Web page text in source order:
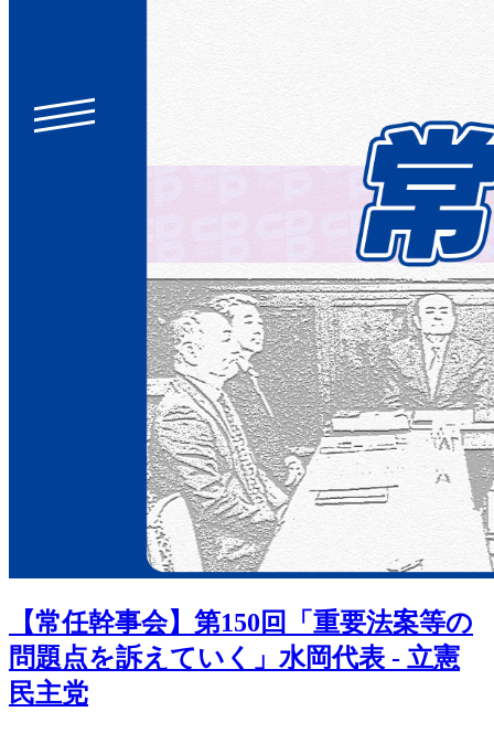
【常任幹事会】第150回「重要法案等の
問題点を訴えていく」水岡代表 - 立憲
民主党